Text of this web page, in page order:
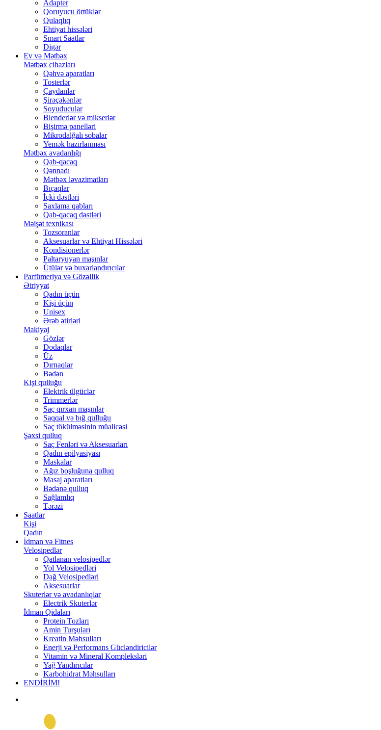
Adapter
Qoruyucu örtüklər
Qulaqlıq
Ehtiyat hissələri
Smart Saatlar
Digər
Ev və Mətbəx
Mətbəx cihazları
Qəhvə aparatları
Tosterlər
Çaydanlar
Şirəçəkənlər
Soyuducular
Blenderlər və mikserlər
Bişirmə panelləri
Mikrodalğalı sobalar
Yemək hazırlanması
Mətbəx avadanlığı
Qab-qacaq
Qənnadı
Mətbəx ləvazimatları
Bıçaqlar
İçki dəstləri
Saxlama qabları
Qab-qacaq dəstləri
Məişət texnikası
Tozsoranlar
Aksesuarlar və Ehtiyat Hissələri
Kondisionerlər
Paltaryuyan maşınlar
Ütülər və buxarlandırıcılar
Parfümeriya və Gözəllik
Ətriyyat
Qadın üçün
Kişi üçün
Unisex
Ərəb ətirləri
Makiyaj
Gözlər
Dodaqlar
Üz
Dırnaqlar
Bədən
Kişi qulluğu
Elektrik ülgüclər
Trimmerlər
Saç qırxan maşınlar
Saqqal və bığ qulluğu
Saç tökülməsinin müalicəsi
Şəxsi qulluq
Saç Fenləri və Aksesuarları
Qadın epilyasiyası
Maskalar
Ağız boşluğuna qulluq
Masaj aparatları
Bədənə qulluq
Sağlamlıq
Tərəzi
Saatlar
Kişi
Qadın
İdman və Fitnes
Velosipedlər
Qatlanan velosipedlər
Yol Velosipedləri
Dağ Velosipedləri
Aksesuarlar
Skuterlər və avadanlıqlar
Electrik Skuterlər
İdman Qidaları
Protein Tozları
Amin Turşuları
Kreatin Məhsulları
Enerji və Performans Gücləndiricilər
Vitamin və Mineral Kompleksləri
Yağ Yandırıcılar
Karbohidrat Məhsulları
ENDİRİM!